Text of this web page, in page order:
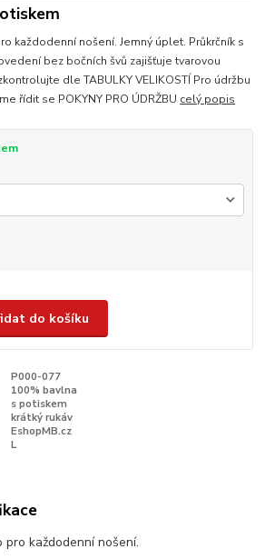
každodenní nošení. Jemný úplet. Průkrčník s
bez bočních švů zajišťuje tvarovou
dle TABULKY VELIKOSTÍ Pro údržbu
řídit se POKYNY PRO ÚDRŽBU celý popis
do košíku
P000-077
100% bavlna
s potiskem
krátký rukáv
EshopMB.cz
L
každodenní nošení.